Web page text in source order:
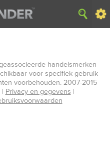
handelsmerken
voor specifiek gebruik
voorbehouden. 2007-2015
| Privacy en gegevens |